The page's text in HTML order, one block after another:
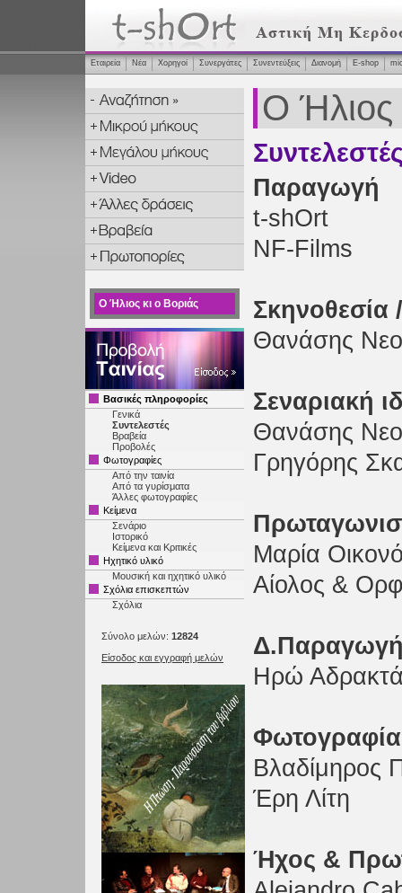
Εταιρεία Νέα Χορηγοί Συνεργάτες Συνεντεύξεις Διανομή Ε-shop
Ο Ήλιος κι ο Βοριάς
Βασικές πληροφορίες
Γενικά
Συντελεστές
Βραβεία
Προβολές
Φωτογραφίες
Από την ταινία
Από τα γυρίσματα
Άλλες φωτογραφίες
Κείμενα
Σενάριο
Ιστορικό
Κείμενα και Κριτικές
Ηχητικό υλικό
Μουσική και ηχητικό υλικό
Σχόλια επισκεπτών
Σχόλια
Σύνολο μελών: 12824
Είσοδος και εγγραφή μελών
Ο Ήλιος
Παραγωγή
t-shOrt
NF-Films
Σκηνοθεσία
Θανάσης
Σεναριακή
Θανάσης
Γρηγόρης
Μαρία
Αίολος &
Ηρώ
Φωτογραφία
Βλαδίμηρος
Έρη Λίτη
Ήχος &